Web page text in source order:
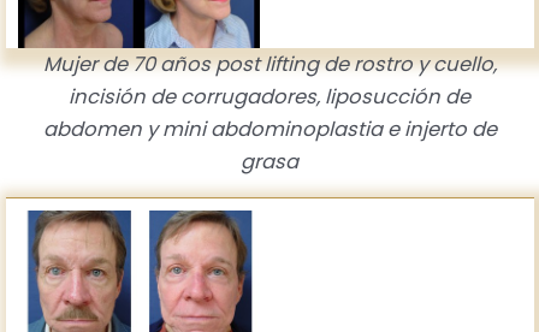
Mujer de 70 años post lifting de rostro y cuello,
incisión de corrugadores, liposucción de
abdomen y mini abdominoplastia e injerto de
grasa